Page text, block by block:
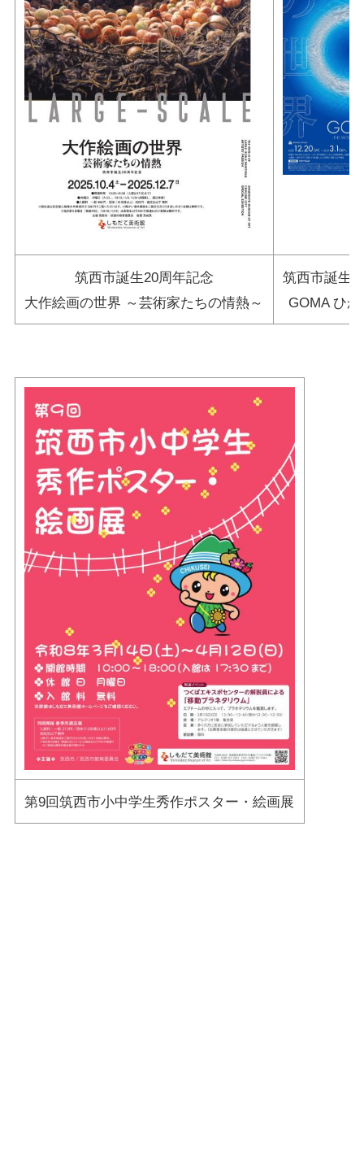
筑西市誕生20周年記念
大作絵画の世界 ～芸術家たちの情熱～
筑西市誕生
GOMA ひ
第9回筑西市小中学生秀作ポスター・絵画展